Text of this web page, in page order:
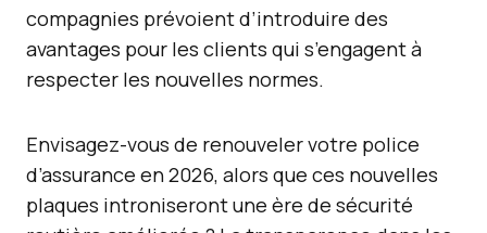
compagnies prévoient d’introduire des
avantages pour les clients qui s’engagent à
respecter les nouvelles normes.
Envisagez-vous de renouveler votre police
d’assurance en 2026, alors que ces nouvelles
plaques introniseront une ère de sécurité